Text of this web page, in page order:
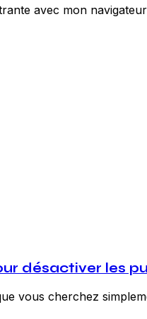
avec mon
désactiver les
vous cherchez